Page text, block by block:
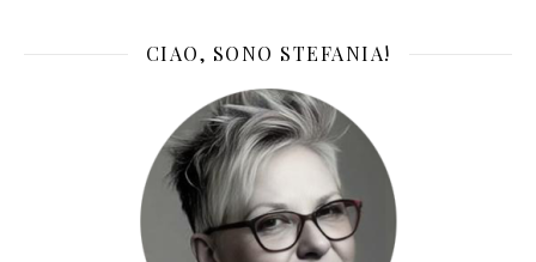
CIAO, SONO STEFANIA!